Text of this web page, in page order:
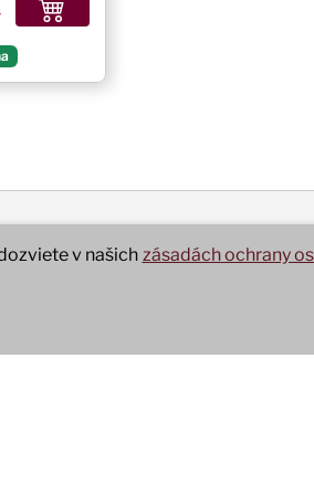
na
alebo
v našich zásadách ochrany